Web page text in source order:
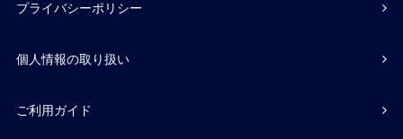
プライバシーポリシー
個人情報の取り扱い
ご利用ガイド